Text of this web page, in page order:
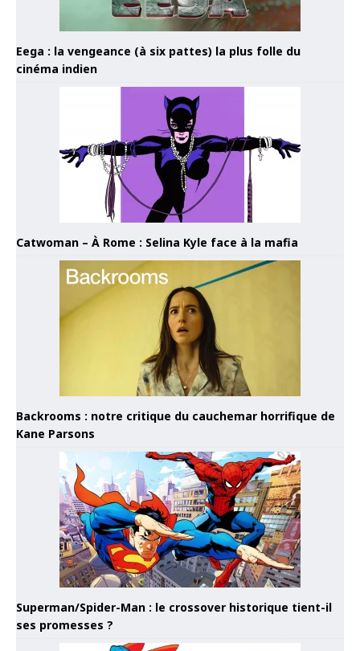
Eega : la vengeance (à six pattes) la plus folle du
cinéma indien
Catwoman – À Rome : Selina Kyle face à la mafia
Backrooms : notre critique du cauchemar horrifique de
Kane Parsons
Superman/Spider-Man : le crossover historique tient-il
ses promesses ?